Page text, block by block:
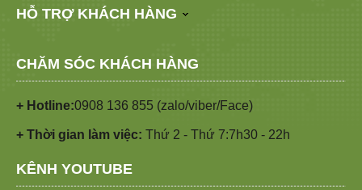
HỖ TRỢ KHÁCH HÀNG
CHĂM SÓC KHÁCH HÀNG
+ Hotline:0908 136 855 (zalo/viber/Face)
+ Thời gian làm việc: Thứ 2 - Thứ 7:7h30 - 22h
KÊNH YOUTUBE